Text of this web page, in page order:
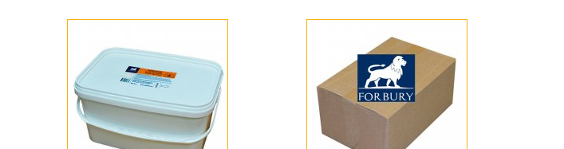
Мика для мыла
Тара для косметики оптом
Мыльная основа оптом
Базовые масла жидкие и баттеры оптом
Раковины